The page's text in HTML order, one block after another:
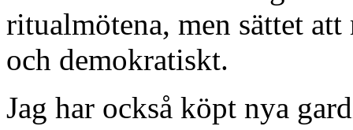
ritualmötena, men sättet
och demokratiskt.
Jag har också köpt nya